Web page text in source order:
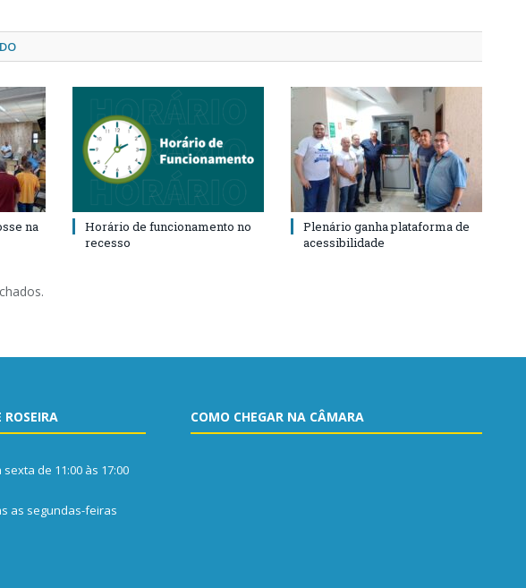
na
Horário de funcionamento no
recesso
Plenário ganha plataforma de
acessibilidade
de 11:00 às 17:00
as segundas-feiras
COMO CHEGAR NA CÂMARA